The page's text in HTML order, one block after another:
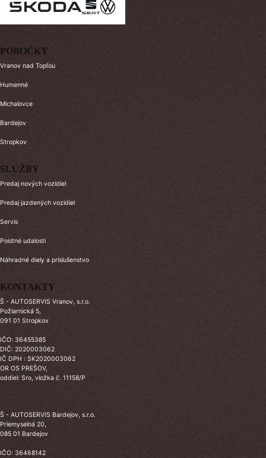
POBOČKY
Vranov nad Topľou
Humenné
Michalovce
Bardejov
Stropkov
SLUŽBY
Predaj nových vozidiel
Predaj jazdených vozidiel
Servis
Poistné udalosti
Náhradné diely a príslušenstvo
KONTAKTY
Š - AUTOSERVIS Vranov, s.r.o.
Požiarnická 5,
091 01 Stropkov
IČO: 36455385
DIČ: 2020003062
IČ DPH : SK2020003062
OR OS PREŠOV,
oddiel: Sro, vložka č. 11158/P
Š - AUTOSERVIS Bardejov, s.r.o.
Priemyselná 20,
085 01 Bardejov
IČO: 36468142